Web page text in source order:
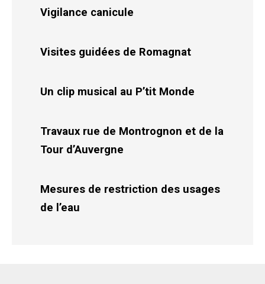
Vigilance canicule
Visites guidées de Romagnat
Un clip musical au P’tit Monde
Travaux rue de Montrognon et de la
Tour d’Auvergne
Mesures de restriction des usages
de l’eau